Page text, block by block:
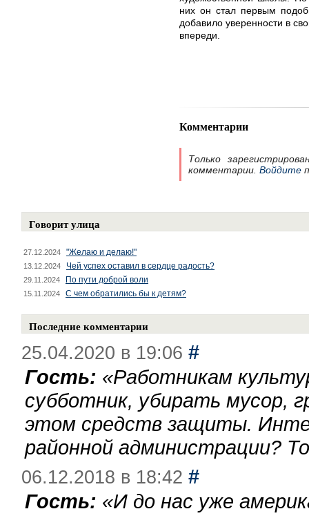
них он стал первым
добавило уверенности в
впереди.
Комментарии
Только
комментарии. Войдите
Говорит улица
27.12.2024 "Желаю и делаю!"
13.12.2024 Чей успех оставил в сердце радость?
29.11.2024 По пути доброй воли
15.11.2024 С чем обратились бы к детям?
Последние комментарии
25.04.2020 в 19:06 #
Гость: «Работникам
субботник, убирать мусор,
этом средств защиты.
районной администрации?
06.12.2018 в 18:42 #
Гость: «И до нас уже